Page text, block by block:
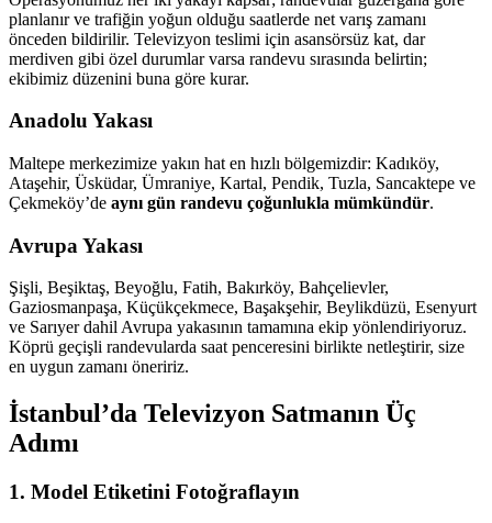
planlanır ve trafiğin yoğun olduğu saatlerde net varış zamanı
önceden bildirilir. Televizyon teslimi için asansörsüz kat, dar
merdiven gibi özel durumlar varsa randevu sırasında belirtin;
ekibimiz düzenini buna göre kurar.
Anadolu Yakası
Maltepe merkezimize yakın hat en hızlı bölgemizdir: Kadıköy,
Ataşehir, Üsküdar, Ümraniye, Kartal, Pendik, Tuzla, Sancaktepe ve
Çekmeköy’de aynı gün randevu çoğunlukla mümkündür.
Avrupa Yakası
Şişli, Beşiktaş, Beyoğlu, Fatih, Bakırköy, Bahçelievler,
Gaziosmanpaşa, Küçükçekmece, Başakşehir, Beylikdüzü, Esenyurt
ve Sarıyer dahil Avrupa yakasının tamamına ekip yönlendiriyoruz.
Köprü geçişli randevularda saat penceresini birlikte netleştirir, size
en uygun zamanı öneririz.
İstanbul’da Televizyon Satmanın Üç
Adımı
1. Model Etiketini Fotoğraflayın